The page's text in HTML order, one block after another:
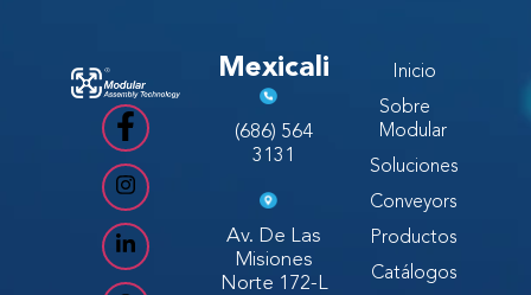
Mexicali
(686) 564
3131
Av. De Las
Misiones
Norte 172-L
Inicio
Sobre
Modular
Soluciones
Conveyors
Productos
Catálogos